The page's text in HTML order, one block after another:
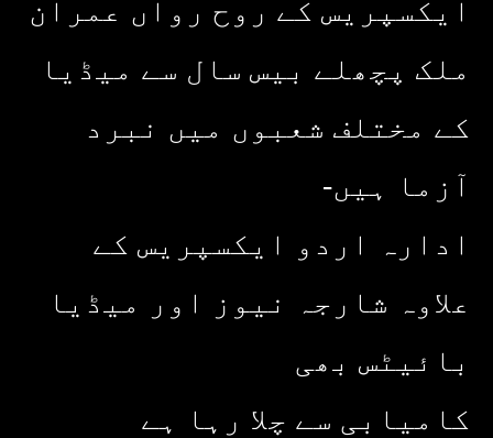
ایکسپریس کے روح رواں عمران
ملک پچھلے بیس سال سے میڈیا
کے مختلف شعبوں میں نبرد
آزما ہیں-
ادارہ اردو ایکسپریس کے
علاوہ شارجہ نیوز اور میڈیا
بائیٹس بھی
کامیابی سے چلا رہا ہے